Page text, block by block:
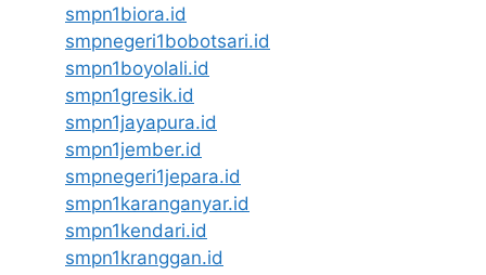
smpn1biora.id
smpnegeri1bobotsari.id
smpn1boyolali.id
smpn1gresik.id
smpn1jayapura.id
smpn1jember.id
smpnegeri1jepara.id
smpn1karanganyar.id
smpn1kendari.id
smpn1kranggan.id